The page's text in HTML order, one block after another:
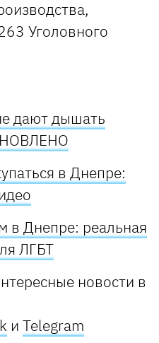
Уголовного
дают дышать
в Днепре:
в Днепре: реальная
ЛГБТ
новости в
и Telegram